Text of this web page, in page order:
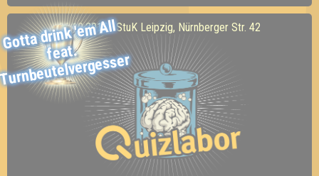
Gotta drink 'e
m
All
feat.
06.10.2016 · StuK Leipzig, Nürnberger Str. 42